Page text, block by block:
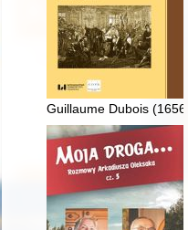
Guillaume Dubois